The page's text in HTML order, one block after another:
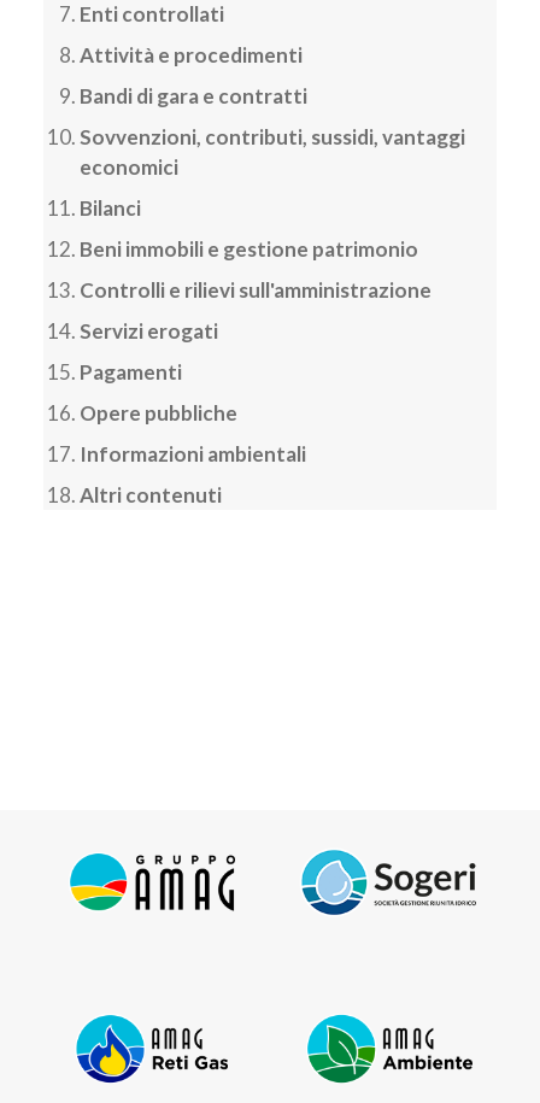
Enti controllati
Attività e procedimenti
Bandi di gara e contratti
Sovvenzioni, contributi, sussidi, vantaggi
economici
Bilanci
Beni immobili e gestione patrimonio
Controlli e rilievi sull'amministrazione
Servizi erogati
Pagamenti
Opere pubbliche
Informazioni ambientali
Altri contenuti